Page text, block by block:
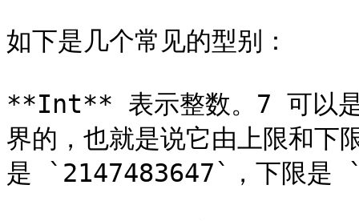
如下是几个常见的型别：
**Int** 表示整数。7 可以
界的，也就是说它由上限和
是 `2147483647`，下限是